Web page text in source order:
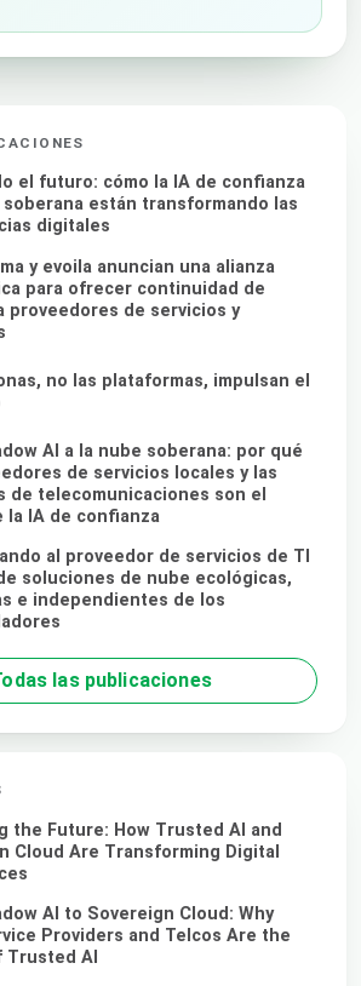
el futuro: cómo la IA de confianza
soberana están transformando las
digitales
y evoila anuncian una alianza
para ofrecer continuidad de
proveedores de servicios y
no las plataformas, impulsan el
AI a la nube soberana: por qué
de servicios locales y las
de telecomunicaciones son el
la IA de confianza
al proveedor de servicios de TI
soluciones de nube ecológicas,
e independientes de los
las publicaciones
the Future: How Trusted AI and
Cloud Are Transforming Digital
AI to Sovereign Cloud: Why
Providers and Telcos Are the
Trusted AI